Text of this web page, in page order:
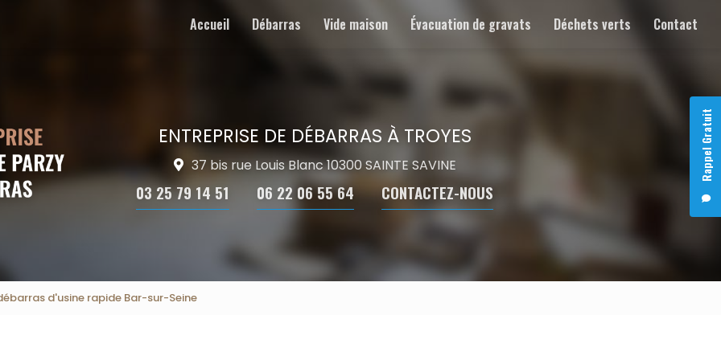
Rappel Gratuit
Accueil
Débarras Vide maison Évacuation de gravats Déchets verts Contact
ENTREPRISE DE DÉBARRAS À TROYES
37 bis rue Louis Blanc 10300 SAINTE SAVINE
03 25 79 14 51 06 22 06 55 64 CONTACTEZ-NOUS
d'usine rapide Bar-sur-Seine